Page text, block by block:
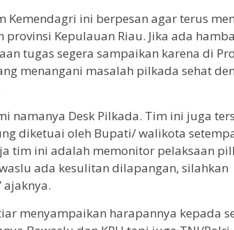
Kemendagri ini berpesan agar terus
Kepulauan Riau. Jika ada
tugas segera sampaikan karena di
menangani masalah pilkada sehat
namanya Desk Pilkada. Tim ini juga
diketuai oleh Bupati/ walikota
tim ini adalah memonitor pelaksaan
ada kesulitan dilapangan, silahkan
ajaknya.
menyampaikan harapannya kepada